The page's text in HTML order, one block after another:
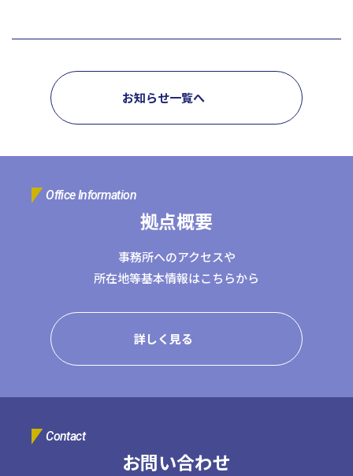
日本クレアス社会保険労務士法人
日本クレアス弁護士法人
株式会社コーポレート・アドバイザーズ・アカウンティング
グループ概要
グループの強み
お知らせ一覧へ
Office Information
拠点概要
事務所へのアクセスや
所在地等基本情報はこちらから
詳しく見る
Contact
お問い合わせ